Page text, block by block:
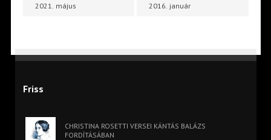
2021. május 2016. január
Friss
CHRISTINA ROSETTI VERSEI KÁNTÁS BALÁZS
FORDÍTÁSÁBAN